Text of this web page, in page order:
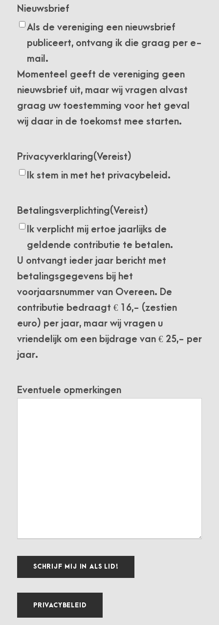
Nieuwsbrief
Als de vereniging een nieuwsbrief
publiceert, ontvang ik die graag per e-
mail.
Momenteel geeft de vereniging geen
nieuwsbrief uit, maar wij vragen alvast
graag uw toestemming voor het geval
wij daar in de toekomst mee starten.
Privacyverklaring(Vereist)
Ik stem in met het privacybeleid.
Betalingsverplichting(Vereist)
Ik verplicht mij ertoe jaarlijks de
geldende contributie te betalen.
U ontvangt ieder jaar bericht met
betalingsgegevens bij het
voorjaarsnummer van Overeen. De
contributie bedraagt € 16,- (zestien
euro) per jaar, maar wij vragen u
vriendelijk om een bijdrage van € 25,- per
jaar.
Eventuele opmerkingen
PRIVACYBELEID